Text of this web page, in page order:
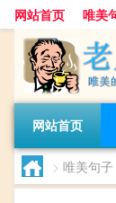
网站首页 唯美
网站首页
> 唯美句子